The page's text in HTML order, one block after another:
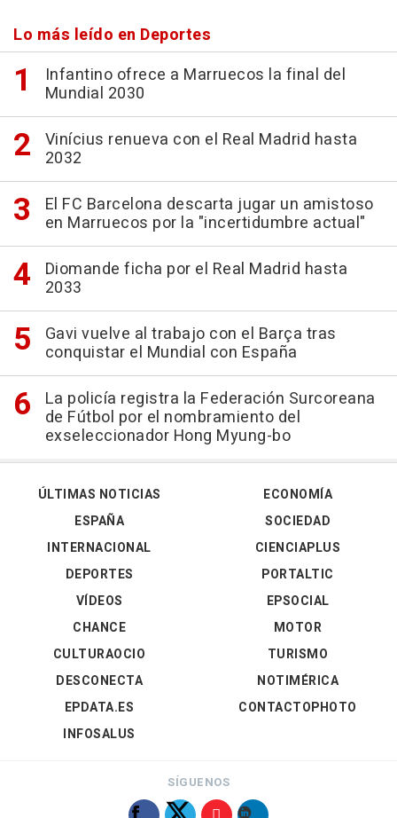
Lo más leído en Deportes
Infantino ofrece a Marruecos la final del
Mundial 2030
Vinícius renueva con el Real Madrid hasta
2032
El FC Barcelona descarta jugar un amistoso
en Marruecos por la "incertidumbre actual"
Diomande ficha por el Real Madrid hasta
2033
Gavi vuelve al trabajo con el Barça tras
conquistar el Mundial con España
La policía registra la Federación Surcoreana
de Fútbol por el nombramiento del
exseleccionador Hong Myung-bo
ÚLTIMAS NOTICIAS
ESPAÑA
INTERNACIONAL
DEPORTES
VÍDEOS
ECONOMÍA
SOCIEDAD
CIENCIAPLUS
PORTALTIC
EPSOCIAL
CHANCE
CULTURAOCIO
DESCONECTA
EPDATA.ES
INFOSALUS
MOTOR
TURISMO
NOTIMÉRICA
CONTACTOPHOTO
SÍGUENOS